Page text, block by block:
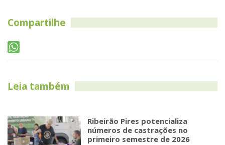
Compartilhe
Leia também
Ribeirão Pires potencializa
números de castrações no
primeiro semestre de 2026